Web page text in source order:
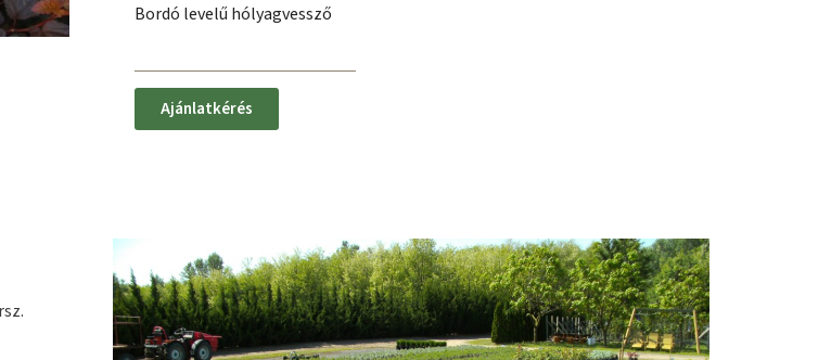
Bordó levelű hólyagvessző
Ajánlatkérés